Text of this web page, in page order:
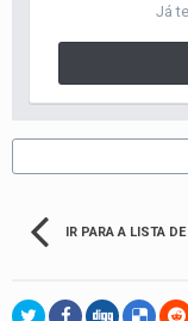
Já
IR PARA A LISTA